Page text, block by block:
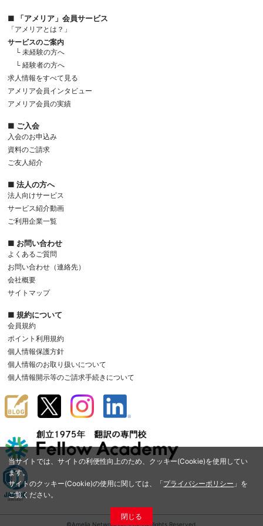
当サイトでは、サイトの利便性向上のため、クッキー(Cookie)を使用してい
ます。
サイトのクッキー(Cookie)の使用に関しては、「プライバシーポリシー 」を
ご覧ください。
閉じる
■ 「アメリア」会員サービス
「アメリアとは？」
サービスのご案内
└ 未経験の方へ
└ 経験者の方へ
求人情報をすべて見る
アメリア会員インタビュー
アメリア会員の実績
■ ご入会
入会のお申込み
資料のご請求
ご友人紹介
■ 法人の方へ
法人向けサービス
サービス紹介動画
ご利用企業一覧
■ お問い合わせ
よくあるご質問
お問い合わせ（連絡先）
会社概要
サイトマップ
■ 規約について
会員規約
ポイント利用規約
個人情報保護方針
個人情報のお取り扱いについて
個人情報開示等のご請求手続きについて
©Amelia Network Co.,Ltd. All Rights Reserved.